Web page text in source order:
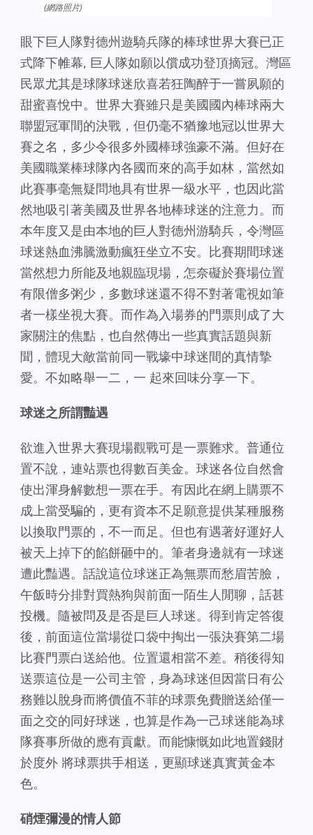
(網路照片)
眼下巨人隊對德州遊騎兵隊的棒球世界大賽已正
式降下帷幕, 巨人隊如願以償成功登頂摘冠。灣區
民眾尤其是球隊球迷欣喜若狂陶醉于一嘗夙願的
甜蜜喜悅中。 世界大賽雖只是美國國內棒球兩大
聯盟冠軍間的決戰，但仍毫不猶豫地冠以世界大
賽之名，多少令很多外國棒球強豪不滿。但好在
美國職業棒球隊內各國而來的高手如林，當然如
此賽事毫無疑問地具有世界一級水平，也因此當
然地吸引著美國及世界各地棒球迷的注意力。而
本年度又是由本地的巨人對德州游騎兵，令灣區
球迷熱血沸騰激動瘋狂坐立不安。比賽期間球迷
當然想力所能及地親臨現場，怎奈礙於賽場位置
有限僧多粥少，多數球迷還不得不對著電視如筆
者一樣坐視大賽。而作為入場券的門票則成了大
家關注的焦點，也自然傳出一些真實話題與新
聞，體現大敵當前同一戰壕中球迷間的真情摯
愛。不如略舉一二，一 起來回味分享一下。
球迷之所謂豔遇
欲進入世界大賽現場觀戰可是一票難求。普通位
置不說，連站票也得數百美金。球迷各位自然會
使出渾身解數想一票在手。有因此在網上購票不
成上當受騙的，更有資本不足願意提供某種服務
以換取門票的，不一而足。但也有遇著好運好人
被天上掉下的餡餅砸中的。筆者身邊就有一球迷
遭此豔遇。話說這位球迷正為無票而愁眉苦臉，
午飯時分排對買熱狗與前面一陌生人閒聊，話甚
投機。隨被問及是否是巨人球迷。得到肯定答復
後，前面這位當場從口袋中掏出一張決賽第二場
比賽門票白送給他。位置還相當不差。稍後得知
送票這位是一公司主管，身為球迷但因當日有公
務難以脫身而將價值不菲的球票免費贈送給僅一
面之交的同好球迷，也算是作為一己球迷能為球
隊賽事所做的應有貢獻。而能慷慨如此地置錢財
於度外 將球票拱手相送，更顯球迷真實黃金本
色。
硝煙彌漫的情人節